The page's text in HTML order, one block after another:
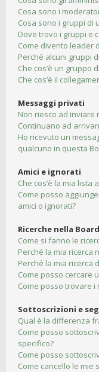
Cosa sono i
Cosa sono i gruppi di
Dove trovo i gruppi e
Come divento leader
Perché alcuni gruppi
Che cos’è un gruppo
Che cos’è il
Messaggi privati
Non riesco ad inviare
Continuano ad
Ho ricevuto un
qualcuno in questa
Amici e ignorati
Che cos’è la mia lista
Come posso
amici o ignorati?
Ricerche nella Board
Come si fanno le
Perché la mia ricerca
Perché la mia ricerca
Come posso cercare
Come posso trovare i
Sottoscrizioni e
Qual è la differenza
Come posso
specifico?
Come posso
Come cancello le mie